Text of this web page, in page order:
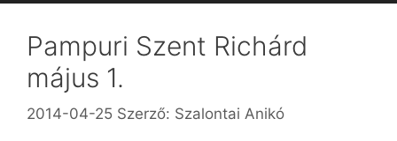
Pampuri Szent Richárd
május 1.
2014-04-25 Szerző: Szalontai Anikó